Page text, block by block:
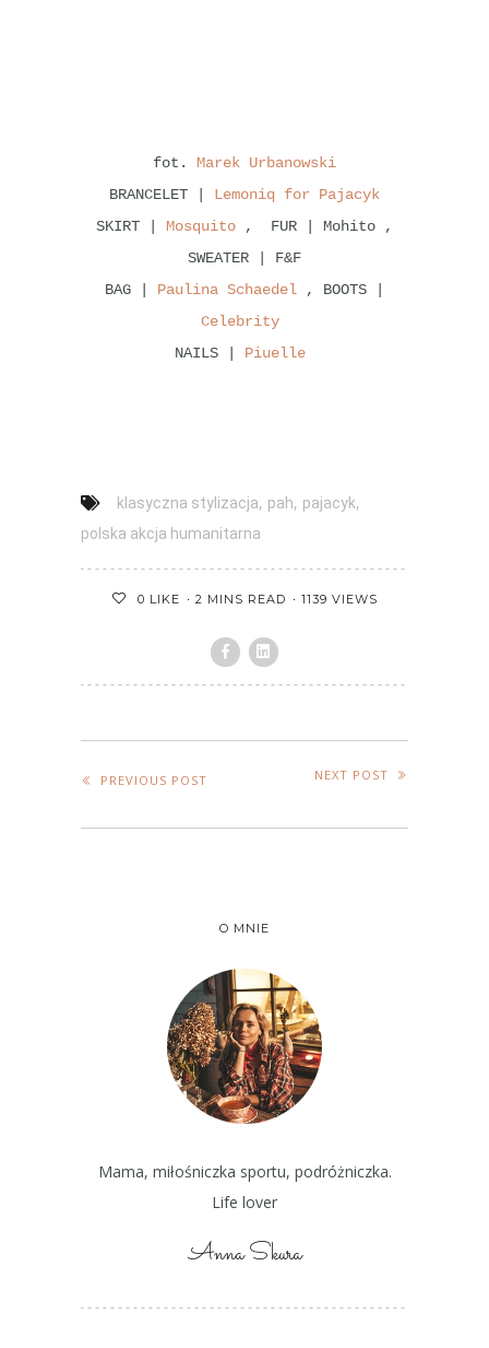
fot. Marek Urbanowski
BRANCELET | Lemoniq for Pajacyk
SKIRT | Mosquito
, FUR | Mohito ,
SWEATER | F&F
BAG | Paulina Schaedel
, BOOTS |
Celebrity
NAILS | Piuelle
klasyczna stylizacja, pah, pajacyk,
polska akcja humanitarna
0 LIKE 2 MINS READ 1139 VIEWS
PREVIOUS POST NEXT POST
O MNIE
Mama, miłośniczka sportu, podróżniczka.
Life lover
Anna Skura